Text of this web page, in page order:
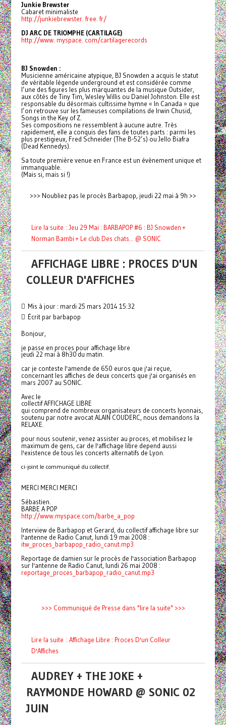
Junkie Brewster
Cabaret minimaliste
http://junkiebrewster. free. fr/
DJ ARC DE TRIOMPHE (CARTILAGE)
http://www. myspace. com/cartilagerecords
BJ Snowden :
Musicienne américaine atypique, BJ Snowden a acquis le statut
de véritable légende underground et est considérée comme
l’une des figures les plus marquantes de la musique Outsider,
aux côtés de Tiny Tim, Wesley Willis ou Daniel Johnston. Elle est
responsable du désormais cultissime hymne « In Canada » que
l’on retrouve sur les fameuses compilations de Irwin Chusid,
Songs in the Key of Z.
Ses compositions ne ressemblent à aucune autre. Très
rapidement, elle a conquis des fans de toutes parts : parmi les
plus prestigieux, Fred Schneider (The B-52’s) ou Jello Biafra
(Dead Kennedys).
Sa toute première venue en France est un évènement unique et
immanquable.
(Mais si, mais si !)
>>> Noubliez pas le procès Barbapop, jeudi 22 mai à 9h >>
Lire la suite : Jeu 29 Mai : BARBAPOP #6 : BJ Snowden +
Norman Bambi + Le club Des chats... @ SONIC
AFFICHAGE LIBRE : PROCES D'UN
COLLEUR D'AFFICHES
Mis à jour : mardi 25 mars 2014 15:32
Écrit par barbapop
Bonjour,
je passe en proces pour affichage libre
jeudi 22 mai à 8h30 du matin.
car je conteste l'amende de 650 euros que j'ai reçue,
concernant les affiches de deux concerts que j'ai organisés en
mars 2007 au SONIC.
Avec le
collectif AFFICHAGE LIBRE
qui comprend de nombreux organisateurs de concerts lyonnais,
soutenu par notre avocat ALAIN COUDERC, nous demandons la
RELAXE.
pour nous soutenir, venez assister au proces, et mobilisez le
maximum de gens, car de l'affichage libre depend aussi
l'existence de tous les concerts alternatifs de Lyon.
ci-joint le communiqué du collectif.
MERCI MERCI MERCI
Sébastien.
BARBE A POP
http://www.myspace.com/barbe_a _pop
Interview de Barbapop et Gerard, du collectif affichage libre sur
l'antenne de Radio Canut, lundi 19 mai 2008 :
itw_proces_barbapop_radio_canut.mp3
Reportage de damien sur le procès de l'association Barbapop
sur l'antenne de Radio Canut, lundi 26 mai 2008 :
reportage_proces_barbapop_radio_canut.mp3
>>> Communiqué de Presse dans "lire la suite" >>>
Lire la suite : Affichage Libre : Proces D'un Colleur
D'Affiches
AUDREY + THE JOKE +
RAYMONDE HOWARD @ SONIC 02
JUIN